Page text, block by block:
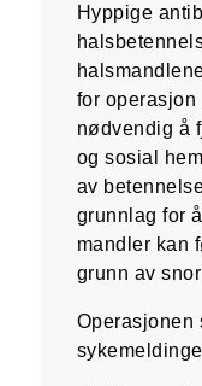
Hyppige
for
nødvendig å
og sosial
av
grunnlag for
mandler kan
grunn av
Operasjonen